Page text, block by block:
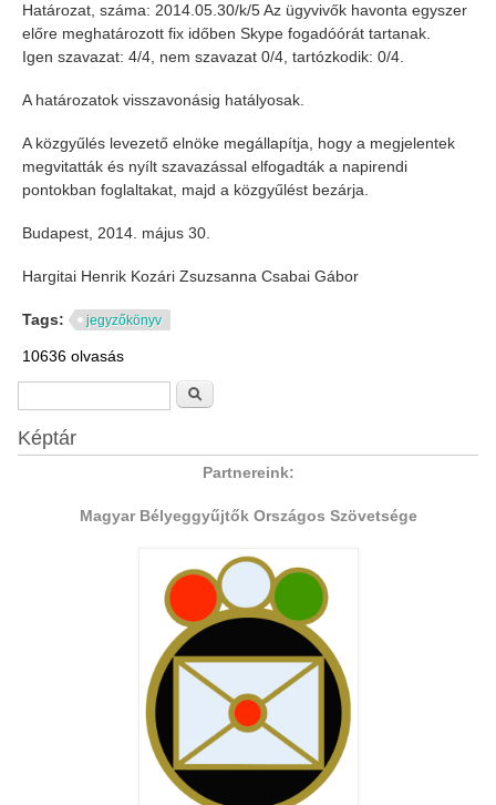
Határozat, száma: 2014.05.30/k/5 Az ügyvivők havonta egyszer
előre meghatározott fix időben Skype fogadóórát tartanak.
Igen szavazat: 4/4, nem szavazat 0/4, tartózkodik: 0/4.
A határozatok visszavonásig hatályosak.
A közgyűlés levezető elnöke megállapítja, hogy a megjelentek
megvitatták és nyílt szavazással elfogadták a napirendi
pontokban foglaltakat, majd a közgyűlést bezárja.
Budapest, 2014. május 30.
Hargitai Henrik Kozári Zsuzsanna Csabai Gábor
Tags: jegyzőkönyv
10636 olvasás
Keresés űrlap
Képtár
Partnereink:
Magyar Bélyeggyűjtők Országos Szövetsége